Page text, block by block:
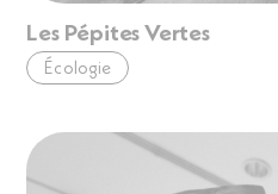
Les Pépites Vertes
Écologie